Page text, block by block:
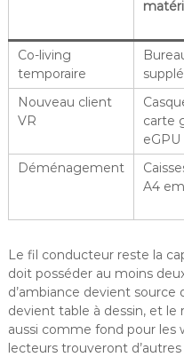
Co-living
temporaire
Nouveau client
VR
carte
eGPU
Déménagement
A4
Le fil conducteur reste la
doit posséder au moins
d’ambiance devient
devient table à dessin, et
aussi comme fond pour les
lecteurs trouveront